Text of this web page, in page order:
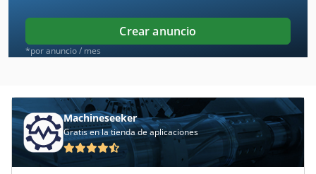
Knuth Basic Plus
Knuth Kb 1400
Mkm Cnc
Máquina Básica
Máquina Multiusos
Crear anuncio
*por anuncio / mes
Machineseeker
Gratis en la tienda de aplicaciones